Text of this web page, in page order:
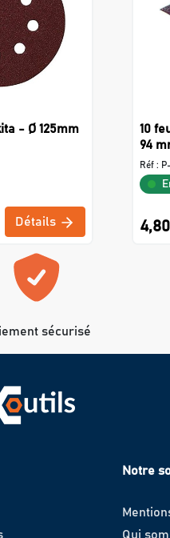
- Ø 125mm
Détails
10
94
Réf :
sécurisé
Notre
Qui